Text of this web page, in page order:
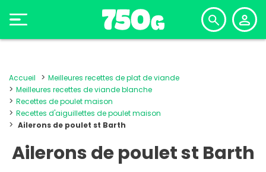
Accueil
Meilleures recettes de plat de viande
Meilleures recettes de viande blanche
Recettes de poulet maison
Recettes d'aiguillettes de poulet maison
Ailerons de poulet st Barth
Ailerons de poulet st Barth